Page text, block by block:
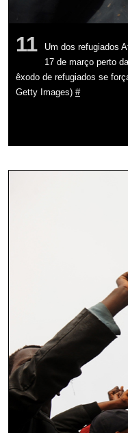
11
Um dos refugiados
17 de março perto
êxodo de refugiados se
Getty Images) #